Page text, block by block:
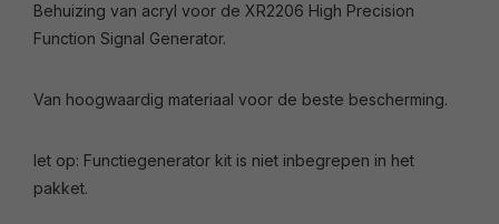
Behuizing van acryl voor de XR2206 High Precision
Function Signal Generator.
Van hoogwaardig materiaal voor de beste bescherming.
let op: Functiegenerator kit is niet inbegrepen in het
pakket.